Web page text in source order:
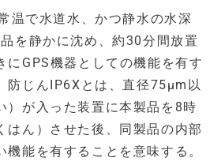
温で水道水、かつ静水の水深
を静かに沈め、約30分間放置
にGPS機器としての機能を有す
防じんIP6Xとは、直径75µm以
）が入った装置に本製品を8時
はん）させた後、同製品の内部
機能を有することを意味する。